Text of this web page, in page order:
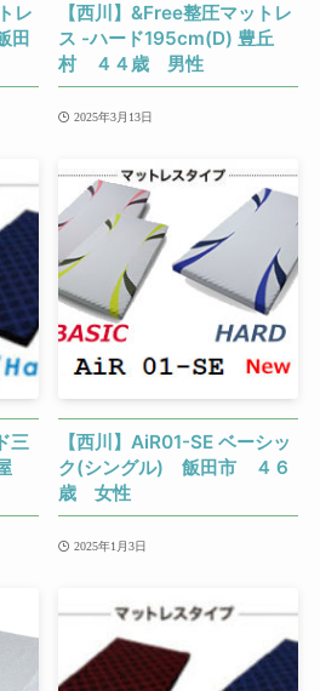
レ
田
【西川】&Free整圧マットレ
ス -ハード195cm(D) 豊丘
村 ４４歳 男性
2025年3月13日
三
【西川】AiR01-SE ベーシッ
ク(シングル) 飯田市 ４６
歳 女性
2025年1月3日